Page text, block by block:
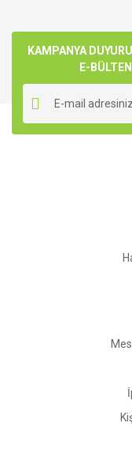
kullanarak
Görüş ve önerileriniz
Ürün resmi
Ürün
Ürün bilgilerinde
Ürün fiyatı diğer
KAMPANYA
E-